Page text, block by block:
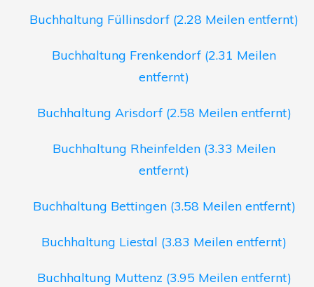
Buchhaltung Füllinsdorf (2.28 Meilen entfernt)
Buchhaltung Frenkendorf (2.31 Meilen
entfernt)
Buchhaltung Arisdorf (2.58 Meilen entfernt)
Buchhaltung Rheinfelden (3.33 Meilen
entfernt)
Buchhaltung Bettingen (3.58 Meilen entfernt)
Buchhaltung Liestal (3.83 Meilen entfernt)
Buchhaltung Muttenz (3.95 Meilen entfernt)